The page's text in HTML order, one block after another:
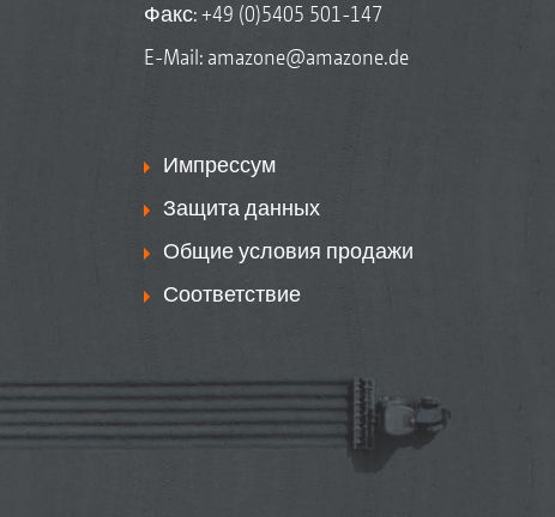
Факс: +49 (0)5405 501-147
E-Mail: amazone@amazone.de
Импрессум
Защита данных
Общие условия продажи
Соответствие